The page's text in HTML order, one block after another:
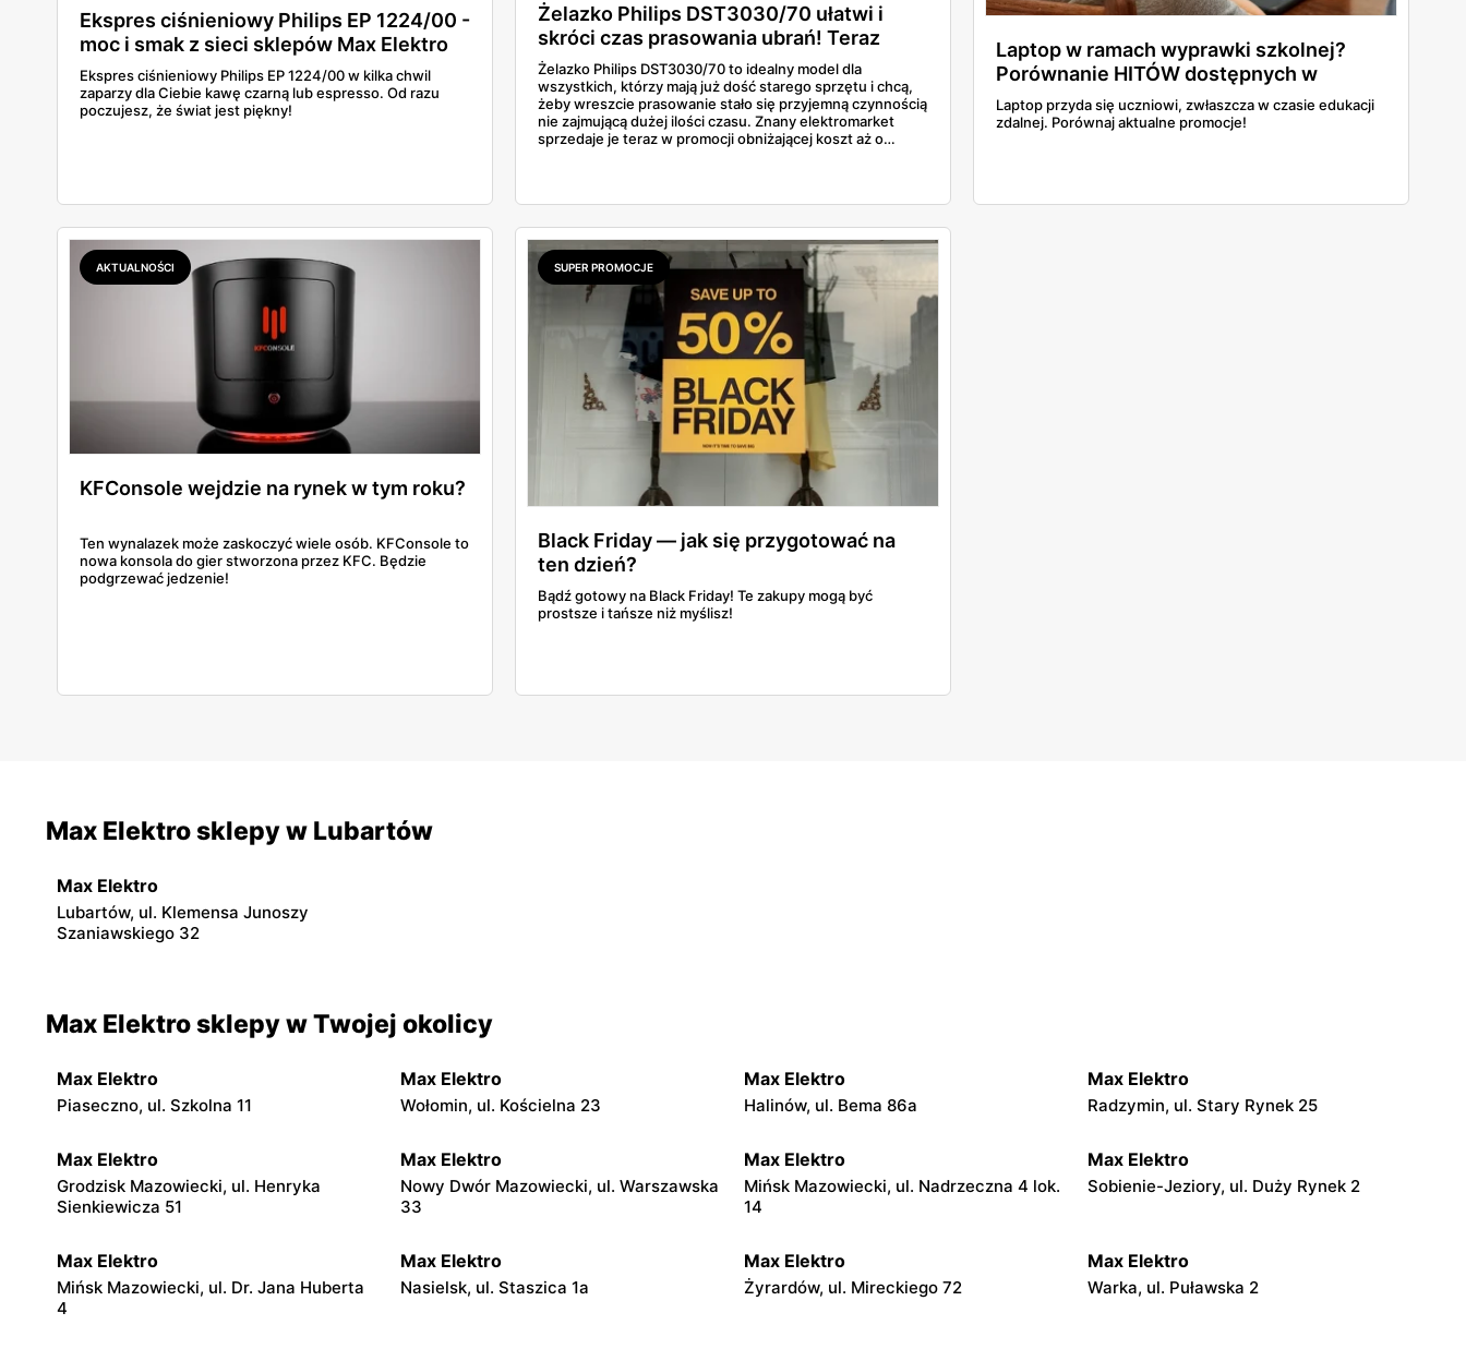
Ekspres ciśnieniowy Philips EP 1224/00 -
moc i smak z sieci sklepów Max Elektro
Ekspres ciśnieniowy Philips EP 1224/00 w kilka chwil
zaparzy dla Ciebie kawę czarną lub espresso. Od razu
poczujesz, że świat jest piękny!
Żelazko Philips DST3030/70 ułatwi i
skróci czas prasowania ubrań! Teraz
kupisz je w promocji, którą oferuje tylko
jeden sklep!
Żelazko Philips DST3030/70 to idealny model dla
wszystkich, którzy mają już dość starego sprzętu i chcą,
żeby wreszcie prasowanie stało się przyjemną czynnością
nie zajmującą dużej ilości czasu. Znany elektromarket
sprzedaje je teraz w promocji obniżającej koszt aż o
Laptop w ramach wyprawki szkolnej?
Porównanie HITÓW dostępnych w
gazetkach!
Laptop przyda się uczniowi, zwłaszcza w czasie edukacji
zdalnej. Porównaj aktualne promocje!
AKTUALNOŚCI
KFConsole wejdzie na rynek w tym roku?
Ten wynalazek może zaskoczyć wiele osób. KFConsole to
nowa konsola do gier stworzona przez KFC. Będzie
podgrzewać jedzenie!
SUPER PROMOCJE
Black Friday — jak się przygotować na
ten dzień?
Bądź gotowy na Black Friday! Te zakupy mogą być
prostsze i tańsze niż myślisz!
Max Elektro sklepy w Lubartów
Max Elektro
Lubartów, ul. Klemensa Junoszy
Szaniawskiego 32
Max Elektro sklepy w Twojej okolicy
Max Elektro
Piaseczno, ul. Szkolna 11
Max Elektro
Wołomin, ul. Kościelna 23
Max Elektro
Halinów, ul. Bema 86a
Max Elektro
Radzymin, ul. Stary Rynek 25
Max Elektro
Grodzisk Mazowiecki, ul. Henryka
Sienkiewicza 51
Max Elektro
Nowy Dwór Mazowiecki, ul. Warszawska
33
Max Elektro
Mińsk Mazowiecki, ul. Nadrzeczna 4 lok.
14
Max Elektro
Sobienie-Jeziory, ul. Duży Rynek 2
Max Elektro
Mińsk Mazowiecki, ul. Dr. Jana Huberta
4
Max Elektro
Nasielsk, ul. Staszica 1a
Max Elektro
Żyrardów, ul. Mireckiego 72
Max Elektro
Warka, ul. Puławska 2